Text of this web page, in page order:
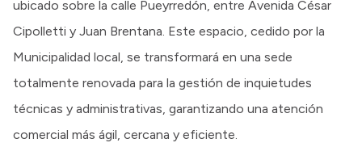
ubicado sobre la calle Pueyrredón, entre Avenida César
Cipolletti y Juan Brentana. Este espacio, cedido por la
Municipalidad local, se transformará en una sede
totalmente renovada para la gestión de inquietudes
técnicas y administrativas, garantizando una atención
comercial más ágil, cercana y eficiente.